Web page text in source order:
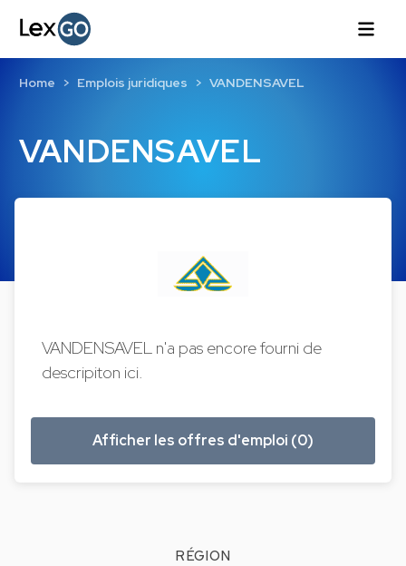
VANDENSAVEL
Home Emplois juridiques VANDENSAVEL
VANDENSAVEL n'a pas encore fourni de
descripiton ici.
Afficher les offres d'emploi (0)
RÉGION